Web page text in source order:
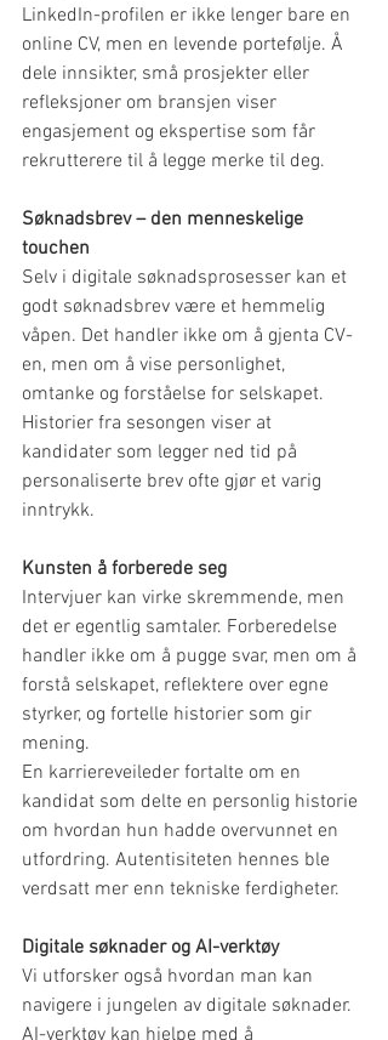
LinkedIn-profilen er ikke lenger bare en
online CV, men en levende portefølje. Å
dele innsikter, små prosjekter eller
refleksjoner om bransjen viser
engasjement og ekspertise som får
rekrutterere til å legge merke til deg.
Søknadsbrev – den menneskelige
touchen
Selv i digitale søknadsprosesser kan et
godt søknadsbrev være et hemmelig
våpen. Det handler ikke om å gjenta CV-
en, men om å vise personlighet,
omtanke og forståelse for selskapet.
Historier fra sesongen viser at
kandidater som legger ned tid på
personaliserte brev ofte gjør et varig
inntrykk.
Kunsten å forberede seg
Intervjuer kan virke skremmende, men
det er egentlig samtaler. Forberedelse
handler ikke om å pugge svar, men om å
forstå selskapet, reflektere over egne
styrker, og fortelle historier som gir
mening.
En karriereveileder fortalte om en
kandidat som delte en personlig historie
om hvordan hun hadde overvunnet en
utfordring. Autentisiteten hennes ble
verdsatt mer enn tekniske ferdigheter.
Digitale søknader og AI-verktøy
Vi utforsker også hvordan man kan
navigere i jungelen av digitale søknader.
AI-verktøy kan hjelpe med å